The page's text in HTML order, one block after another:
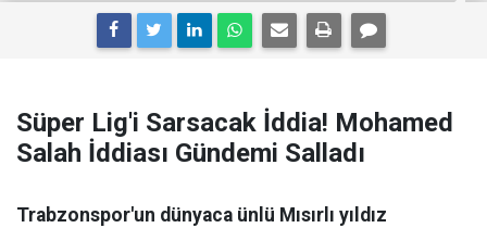
Süper Lig'i Sarsacak İddia! Mohamed
Salah İddiası Gündemi Salladı
Trabzonspor'un dünyaca ünlü Mısırlı yıldız